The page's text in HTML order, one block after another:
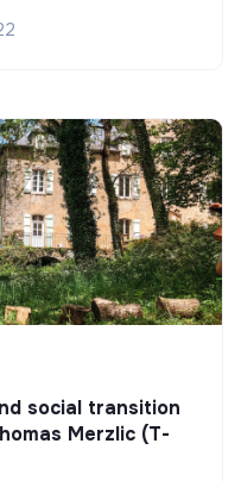
social transition
Merzlic (T-